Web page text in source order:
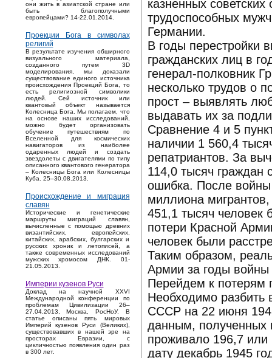
они жить в азиатской стране или
быть благополучными
европейцами? 14-22.01.2014.
Проекции Бога в символах
религий
В результате изучения обширного
визуального материала,
созданного путем 3D
моделирования, мы доказали
существование единого источника
происхождения Проекций Бога, то
есть религиозной символики
людей. Сей источник или
квантовый объект называется
Колесница Бога. Мы полагаем, что
на основе наших исследований,
можно будет организовать
обучение путешествиям по
Вселенной для космических
навигаторов из наиболее
одаренных людей и создать
звездолеты с двигателями по типу
описанного квантового генератора
– Колесницы Бога или Колесницы
Куба. 25–30.08.2013.
Происхождение и миграция
славян
Исторические и генетические
маршруты миграций славян,
вычисленные с помощью древних
византийских, европейских,
китайских, арабских, булгарских и
русских хроник и летописей, а
также современных исследований
мужских хромосом ДНК. 01-
21.05.2013.
Империи кузенов Руси
Доклад на научной XXVI
Международной конференции по
проблемам Цивилизации 26–
27.04.2013, Москва, РосНоУ. В
статье описаны пять мировых
Империй кузенов Руси (Великих),
существовавших в нашей эре на
просторах Евразии, с
цикличностью появления один раз
в 300 лет.
казненных
трудоспособных
Германии.
В годы перестройки
гражданских лиц в
генерал-полковник
несколько трудов о
прост – выявлять
выдавать их за
Сравнение 4 и 5
наличии 1 560,4
репатриантов. За
114,0 тысяч граждан
ошибка. После войны
миллиона
451,1 тысяч
потери Красной
человек были
Таким образом,
Армии за годы войны
Перейдем к потерям
Необходимо разбить
СССР на 22 июня
данным, полученных
проживало 196,7
дату декабрь 1945